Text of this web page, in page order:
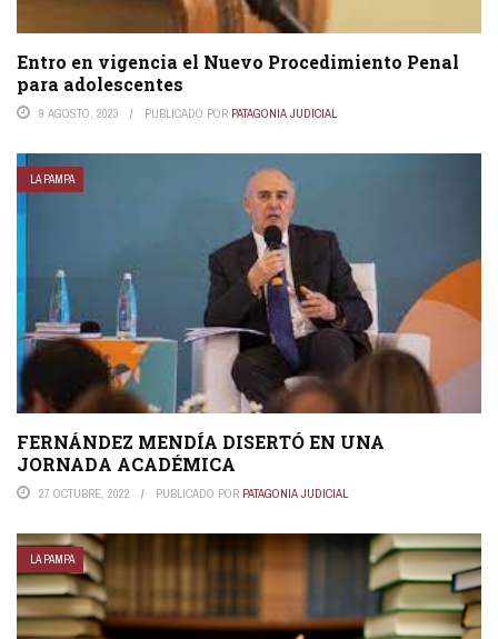
Entro en vigencia el Nuevo Procedimiento Penal
para adolescentes
9 AGOSTO, 2023 PUBLICADO POR PATAGONIA JUDICIAL
LA PAMPA
FERNÁNDEZ MENDÍA DISERTÓ EN UNA
JORNADA ACADÉMICA
27 OCTUBRE, 2022 PUBLICADO POR PATAGONIA JUDICIAL
LA PAMPA